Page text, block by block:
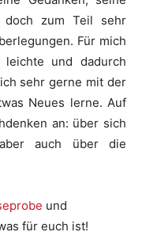
doch zum Teil sehr
Für mich
und dadurch
sehr gerne mit der
Neues lerne. Auf
an: über sich
auch über die
und
für euch ist!